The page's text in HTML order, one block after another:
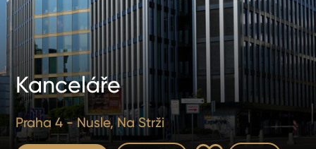
Kanceláře
Praha 4 - Nusle, Na Strži
DO OBLÍBENÝCH